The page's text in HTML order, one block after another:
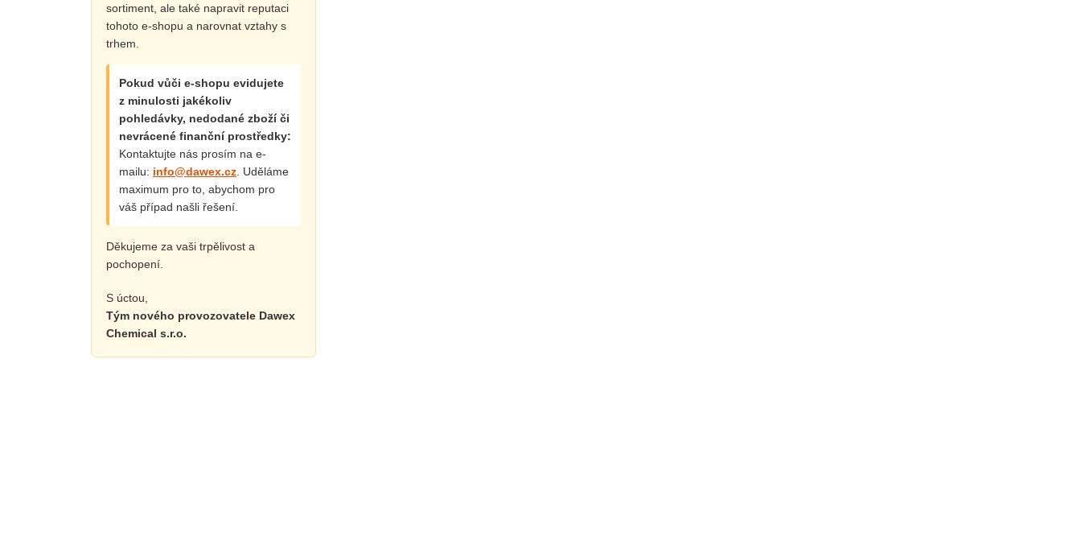
sortiment, ale také napravit reputaci
tohoto e-shopu a narovnat vztahy s
trhem.
Pokud vůči e-shopu evidujete
z minulosti jakékoliv
pohledávky, nedodané zboží či
nevrácené finanční prostředky:
Kontaktujte nás prosím na e-
mailu: info@dawex.cz . Uděláme
maximum pro to, abychom pro
váš případ našli řešení.
Děkujeme za vaši trpělivost a
pochopení.
S úctou,
Tým nového provozovatele Dawex
Chemical s.r.o.